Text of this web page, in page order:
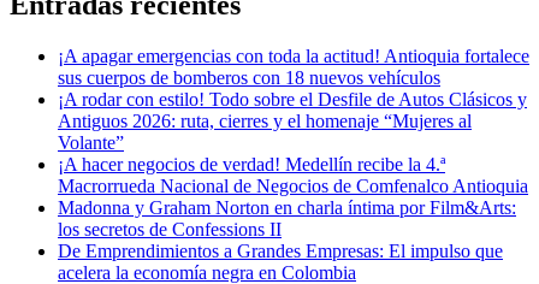
¡A apagar emergencias con toda la actitud! Antioquia fortalece
sus cuerpos de bomberos con 18 nuevos vehículos
¡A rodar con estilo! Todo sobre el Desfile de Autos Clásicos y
Antiguos 2026: ruta, cierres y el homenaje “Mujeres al
Volante”
¡A hacer negocios de verdad! Medellín recibe la 4.ª
Macrorrueda Nacional de Negocios de Comfenalco Antioquia
Madonna y Graham Norton en charla íntima por Film&Arts:
los secretos de Confessions II
De Emprendimientos a Grandes Empresas: El impulso que
acelera la economía negra en Colombia